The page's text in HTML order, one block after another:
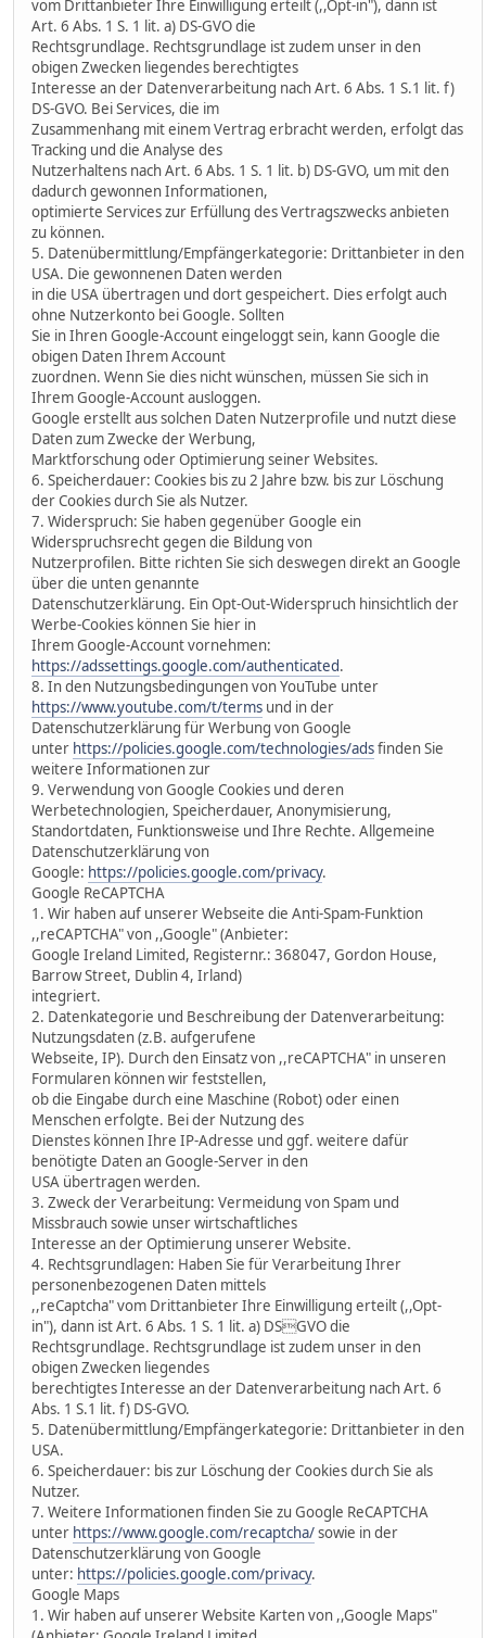
vom Drittanbieter Ihre Einwilligung erteilt (,,Opt-in"), dann ist
Art. 6 Abs. 1 S. 1 lit. a) DS-GVO die
Rechtsgrundlage. Rechtsgrundlage ist zudem unser in den
obigen Zwecken liegendes berechtigtes
Interesse an der Datenverarbeitung nach Art. 6 Abs. 1 S.1 lit. f)
DS-GVO. Bei Services, die im
Zusammenhang mit einem Vertrag erbracht werden, erfolgt das
Tracking und die Analyse des
Nutzerhaltens nach Art. 6 Abs. 1 S. 1 lit. b) DS-GVO, um mit den
dadurch gewonnen Informationen,
optimierte Services zur Erfüllung des Vertragszwecks anbieten
zu können.
5. Datenübermittlung/Empfängerkategorie: Drittanbieter in den
USA. Die gewonnenen Daten werden
in die USA übertragen und dort gespeichert. Dies erfolgt auch
ohne Nutzerkonto bei Google. Sollten
Sie in Ihren Google-Account eingeloggt sein, kann Google die
obigen Daten Ihrem Account
zuordnen. Wenn Sie dies nicht wünschen, müssen Sie sich in
Ihrem Google-Account ausloggen.
Google erstellt aus solchen Daten Nutzerprofile und nutzt diese
Daten zum Zwecke der Werbung,
Marktforschung oder Optimierung seiner Websites.
6. Speicherdauer: Cookies bis zu 2 Jahre bzw. bis zur Löschung
der Cookies durch Sie als Nutzer.
7. Widerspruch: Sie haben gegenüber Google ein
Widerspruchsrecht gegen die Bildung von
Nutzerprofilen. Bitte richten Sie sich deswegen direkt an Google
über die unten genannte
Datenschutzerklärung. Ein Opt-Out-Widerspruch hinsichtlich der
Werbe-Cookies können Sie hier in
Ihrem Google-Account vornehmen:
https://adssettings.google.com/authenticated.
8. In den Nutzungsbedingungen von YouTube unter
https://www.youtube.com/t/terms und in der
Datenschutzerklärung für Werbung von Google
unter https://policies.google.com/technologies/adsfinden Sie
weitere Informationen zur
9. Verwendung von Google Cookies und deren
Werbetechnologien, Speicherdauer, Anonymisierung,
Standortdaten, Funktionsweise und Ihre Rechte. Allgemeine
Datenschutzerklärung von
Google: https://policies.google.com/privacy.
Google ReCAPTCHA
1. Wir haben auf unserer Webseite die Anti-Spam-Funktion
,,reCAPTCHA" von ,,Google" (Anbieter:
Google Ireland Limited, Registernr.: 368047, Gordon House,
Barrow Street, Dublin 4, Irland)
integriert.
2. Datenkategorie und Beschreibung der Datenverarbeitung:
Nutzungsdaten (z.B. aufgerufene
Webseite, IP). Durch den Einsatz von ,,reCAPTCHA" in unseren
Formularen können wir feststellen,
ob die Eingabe durch eine Maschine (Robot) oder einen
Menschen erfolgte. Bei der Nutzung des
Dienstes können Ihre IP-Adresse und ggf. weitere dafür
benötigte Daten an Google-Server in den
USA übertragen werden.
3. Zweck der Verarbeitung: Vermeidung von Spam und
Missbrauch sowie unser wirtschaftliches
Interesse an der Optimierung unserer Website.
4. Rechtsgrundlagen: Haben Sie für Verarbeitung Ihrer
personenbezogenen Daten mittels
,,reCaptcha" vom Drittanbieter Ihre Einwilligung erteilt (,,Opt-
in"), dann ist Art. 6 Abs. 1 S. 1 lit. a) DSGVO die
Rechtsgrundlage. Rechtsgrundlage ist zudem unser in den
obigen Zwecken liegendes
berechtigtes Interesse an der Datenverarbeitung nach Art. 6
Abs. 1 S.1 lit. f) DS-GVO.
5. Datenübermittlung/Empfängerkategorie: Drittanbieter in den
USA.
6. Speicherdauer: bis zur Löschung der Cookies durch Sie als
Nutzer.
7. Weitere Informationen finden Sie zu Google ReCAPTCHA
unter https://www.google.com/recaptcha/sowie in der
Datenschutzerklärung von Google
unter: https://policies.google.com/privacy.
Google Maps
1. Wir haben auf unserer Website Karten von ,,Google Maps"